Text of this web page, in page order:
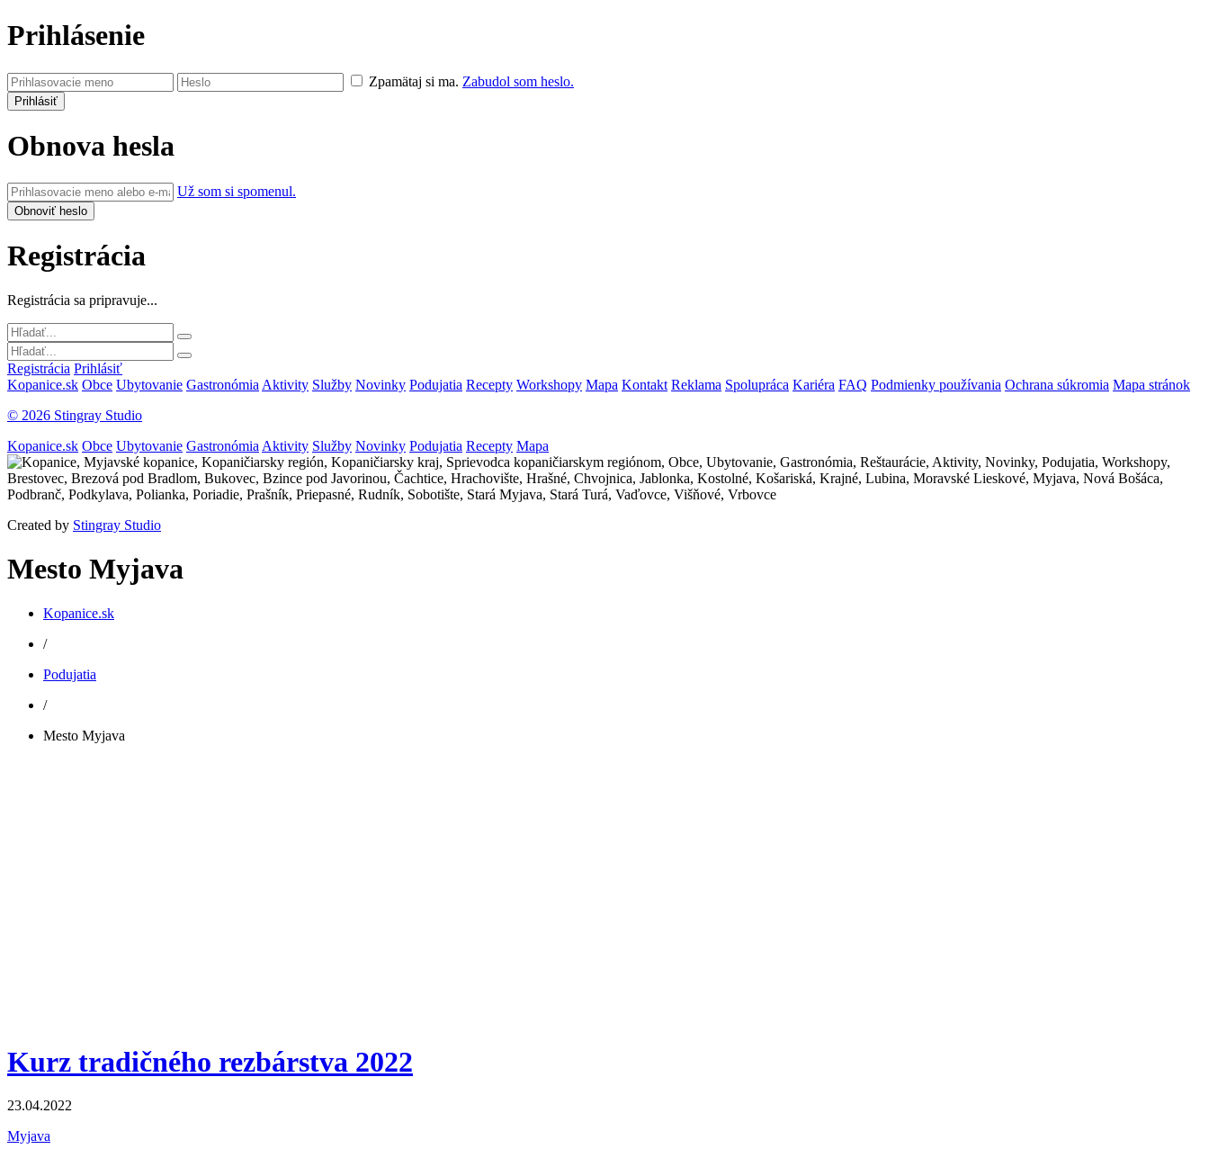
Prihlásenie
Zpamätaj si ma. Zabudol som heslo.
Obnova hesla
Už som si spomenul.
Registrácia
Registrácia sa pripravuje...
Registrácia Prihlásiť
Kopanice.sk Obce Ubytovanie Gastronómia Aktivity Služby Novinky Podujatia Recepty Workshopy Mapa Kontakt Reklama Spolupráca Kariéra FAQ Podmienky používania Ochrana súkromia Mapa stránok
© 2026 Stingray Studio
Kopanice.sk Obce Ubytovanie Gastronómia Aktivity Služby Novinky Podujatia Recepty Mapa
Created by Stingray Studio
Mesto Myjava
Kopanice.sk
/
Podujatia
/
Mesto Myjava
Kurz tradičného rezbárstva 2022
23.04.2022
Myjava